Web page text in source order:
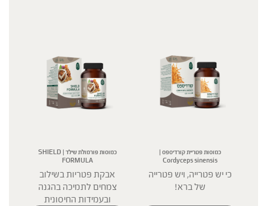
כמוסות פטריית קורדיספס |
Cordyceps sinensis
כי יש פטרייה, ויש פטרייה
של ברא!
כמוסות פורמולת שילד | SHIELD
FORMULA
אבקת פטריות בשילוב
צמחים לתמיכה בהגנה
ובעמידות החיסונית